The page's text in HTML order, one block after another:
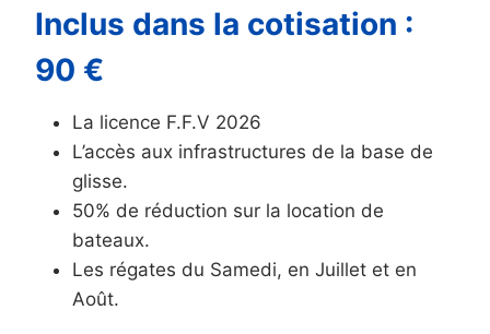
Inclus dans la cotisation :
90 €
La licence F.F.V 2026
L’accès aux infrastructures de la base de
glisse.
50% de réduction sur la location de
bateaux.
Les régates du Samedi, en Juillet et en
Août.